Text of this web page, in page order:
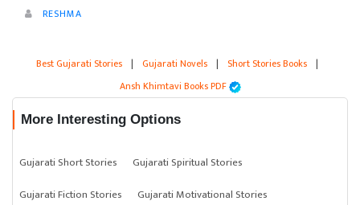
RESHMA
Best Gujarati Stories | Gujarati Novels | Short Stories Books |
Ansh Khimtavi Books PDF
More Interesting Options
Gujarati Short Stories
Gujarati Spiritual Stories
Gujarati Fiction Stories
Gujarati Motivational Stories